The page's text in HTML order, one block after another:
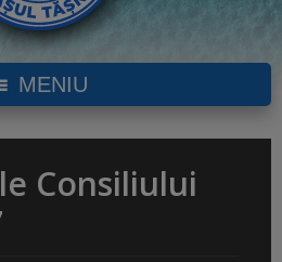
MENIU
Consiliului